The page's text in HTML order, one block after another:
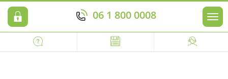
06 1 800 0008